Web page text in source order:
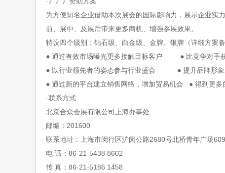
为方便知名企业借助本次展会的国际影响力，展示企业实
前、展中、及展后带来更多商机、增强参展效果。
特设四个级别：钻石级、白金级、金牌、银牌（详细方案
● 通过有效市场曝光更多接触目标客户 ● 比竞争对手
● 以行业领先者的姿态参与行业盛会 ● 提升品牌形象
● 通过新的平台建立销售网络，增加贸易机会 ● 得到更多
·联系方式
北京合众会展有限公司上海办事处
邮编： 201600
联系地址：上海市闵行区沪闵公路2680号北桥青年广场
电 话： 86-21-5438 8602
传 真： 86-21-5186 1458